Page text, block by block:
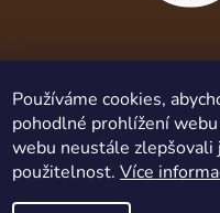
Používáme cookies,
pohodlné prohlížení
webu neustále zlepšovali
použitelnost. Více